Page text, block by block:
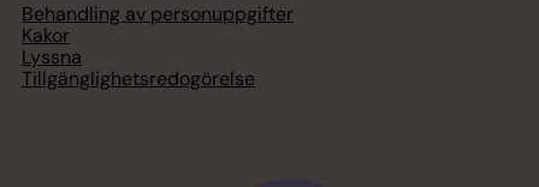
Behandling av personuppgifter
Kakor
Lyssna
Tillgänglighetsredogörelse